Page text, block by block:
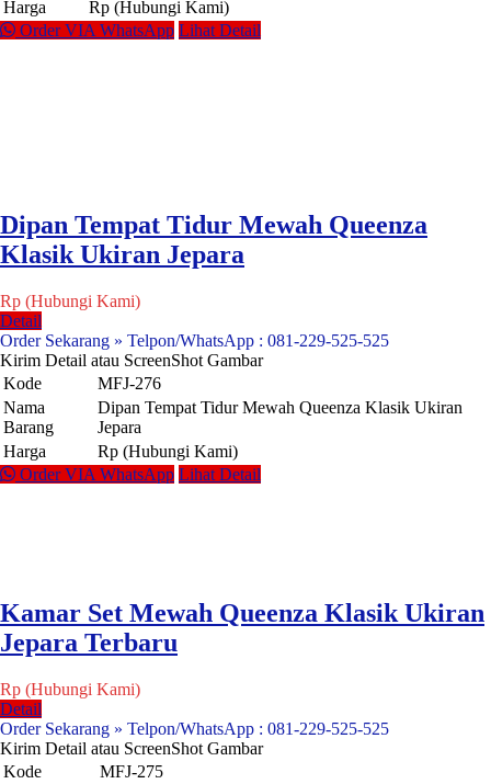
Harga
Rp (Hubungi Kami)
Order VIA WhatsApp Lihat Detail
Dipan Tempat Tidur Mewah Queenza
Klasik Ukiran Jepara
Rp (Hubungi Kami)
Detail
Order Sekarang » Telpon/WhatsApp : 081-229-525-525
Kirim Detail atau ScreenShot Gambar
Kode
MFJ-276
Nama
Barang
Dipan Tempat Tidur Mewah Queenza Klasik Ukiran
Jepara
Harga
Rp (Hubungi Kami)
Order VIA WhatsApp Lihat Detail
Kamar Set Mewah Queenza Klasik Ukiran
Jepara Terbaru
Rp (Hubungi Kami)
Detail
Order Sekarang » Telpon/WhatsApp : 081-229-525-525
Kirim Detail atau ScreenShot Gambar
Kode
MFJ-275